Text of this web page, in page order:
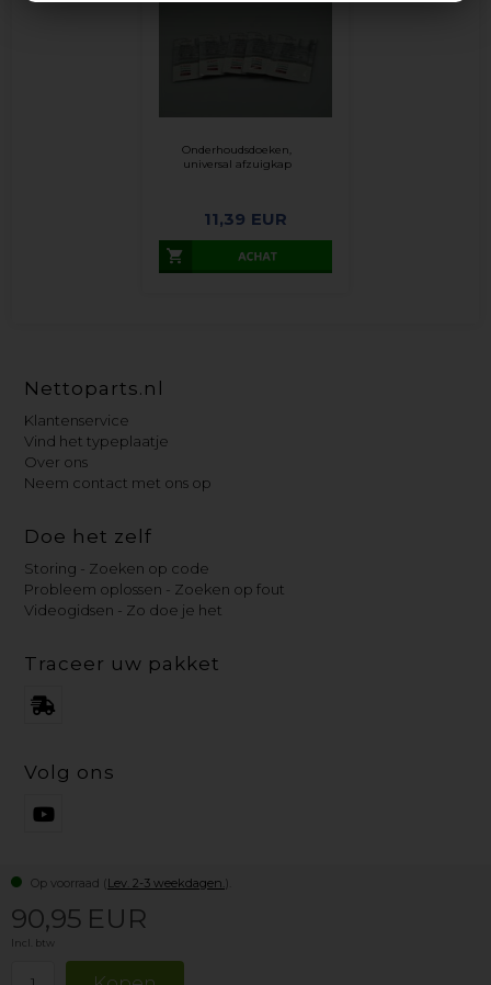
Op voorraad (Lev. 2-3 weekdagen. ).
90,95 EUR
Incl. btw
Onderhoudsdoeken,
universal afzuigkap
11,39 EUR
Nettoparts.nl
Klantenservice
Vind het typeplaatje
Over ons
Neem contact met ons op
Doe het zelf
Storing - Zoeken op code
Probleem oplossen - Zoeken op fout
Videogidsen - Zo doe je het
Traceer uw pakket
Volg ons